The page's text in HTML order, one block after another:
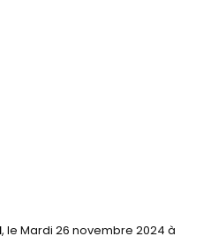
, le Mardi 26 novembre 2024 à